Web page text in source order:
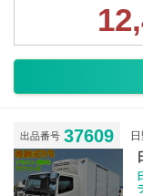
出品番号 37609